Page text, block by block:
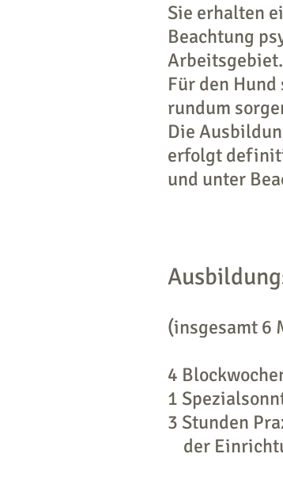
Sie erhalten
Beachtung
Arbeitsgebiet.
Für den
rundum
Die
erfolgt
und unter
(insgesamt 6
4
1
3 Stunden
der